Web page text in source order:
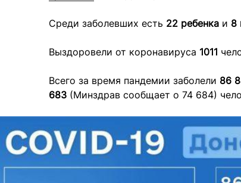
Среди заболевших есть 22 ребенка и 8
Выздоровели от коронавируса 1011
Всего за время пандемии заболели 86
683 (Минздрав сообщает о 74 684)